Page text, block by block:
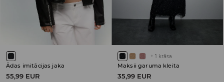
Ādas imitācijas jaka
55,99 EUR
+ 1 krāsa
Maksii garuma kleita
35,99 EUR